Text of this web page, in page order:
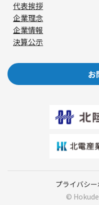
代表挨拶
企業理念
企業情報
決算公示
お
プライバシ
©